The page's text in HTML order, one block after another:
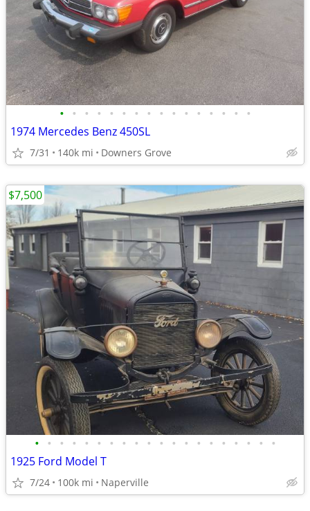
• • • • • • • • • • • • • • • •
1974 Mercedes Benz 450SL
7/31 140k mi Downers Grove
• • • • • • • • • • • • • • • • • • • •
1925 Ford Model T
7/24 100k mi Naperville
$7,500